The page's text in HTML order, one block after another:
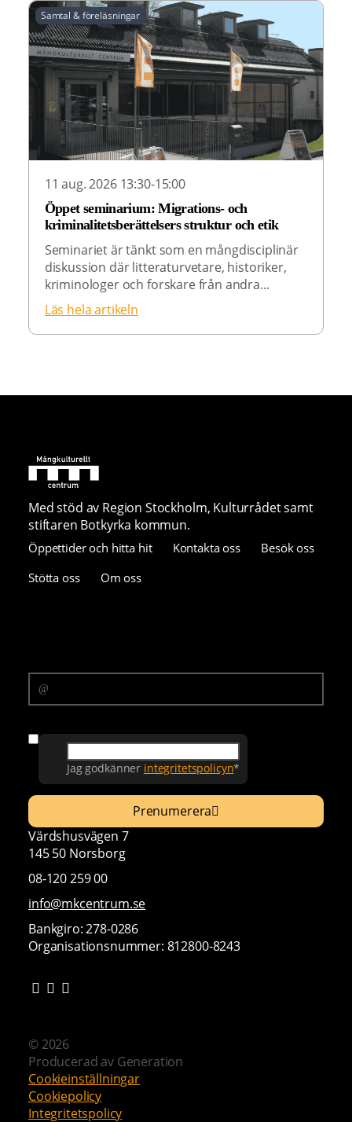
Samtal & föreläsningar
11 aug. 2026 13:30-15:00
Öppet seminarium: Migrations- och
kriminalitetsberättelsers struktur och etik
Seminariet är tänkt som en mångdisciplinär
diskussion där litteraturvetare, historiker,
kriminologer och forskare från andra...
Läs hela artikeln
Med stöd av Region Stockholm, Kulturrådet samt
stiftaren Botkyrka kommun.
Öppettider och hitta hit Kontakta oss
Besök oss
Stötta oss
Om oss
Jag godkänner integritetspolicyn*
Prenumerera
Värdshusvägen 7
145 50 Norsborg
08-120 259 00
info@mkcentrum.se
Bankgiro: 278-0286
Organisationsnummer: 812800-8243
© 2026
Producerad av Generation
Cookieinställningar
Cookiepolicy
Integritetspolicy